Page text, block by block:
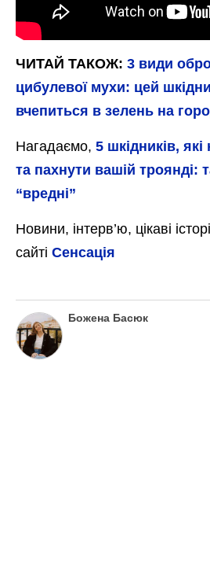
ЧИТАЙ ТАКОЖ: 3 види
цибулевої мухи: цей
вчепиться в зелень на
Нагадаємо, 5 шкідників,
та пахнути вашій троянді:
“вредні”
Новини, інтерв’ю, цікаві
сайті Сенсація
Божена Басюк